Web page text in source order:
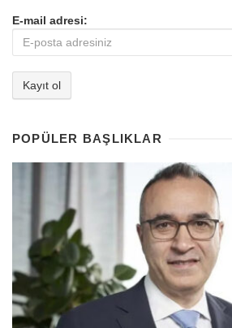
E-mail adresi:
POPÜLER BAŞLIKLAR